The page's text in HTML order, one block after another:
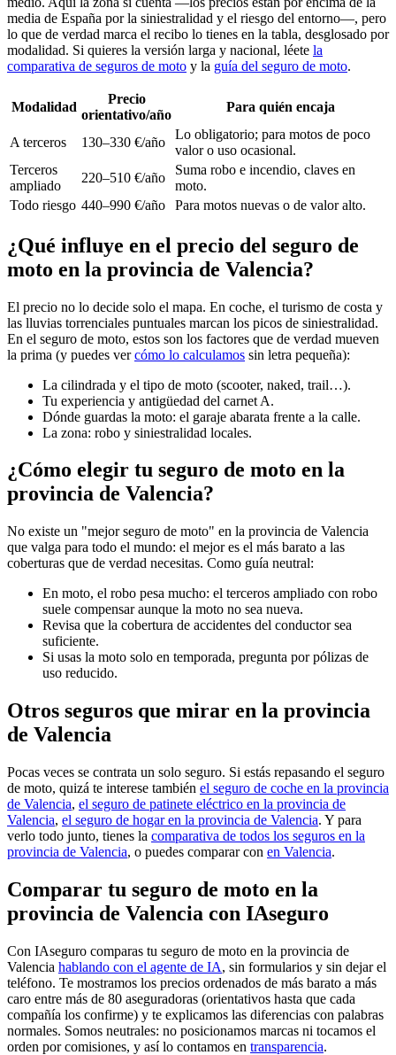
media de España por la siniestralidad y el riesgo del entorno—, pero
lo que de verdad marca el recibo lo tienes en la tabla, desglosado por
modalidad. Si quieres la versión larga y nacional, léete la
comparativa de seguros de moto y la guía del seguro de moto.
Modalidad
Precio
orientativo/año
Para quién encaja
A terceros 130–330 €/año
Lo obligatorio; para motos de poco
valor o uso ocasional.
Terceros
ampliado
220–510 €/año
Suma robo e incendio, claves en
moto.
Todo riesgo 440–990 €/año Para motos nuevas o de valor alto.
¿Qué influye en el precio del seguro de
moto en la provincia de Valencia?
El precio no lo decide solo el mapa. En coche, el turismo de costa y
las lluvias torrenciales puntuales marcan los picos de siniestralidad.
En el seguro de moto, estos son los factores que de verdad mueven
la prima (y puedes vercómo lo calculamos sin letra pequeña):
La cilindrada y el tipo de moto (scooter, naked, trail…).
Tu experiencia y antigüedad del carnet A.
Dónde guardas la moto: el garaje abarata frente a la calle.
La zona: robo y siniestralidad locales.
¿Cómo elegir tu seguro de moto en la
provincia de Valencia?
No existe un "mejor seguro de moto" en la provincia de Valencia
que valga para todo el mundo: el mejor es el más barato a las
coberturas que de verdad necesitas. Como guía neutral:
En moto, el robo pesa mucho: el terceros ampliado con robo
suele compensar aunque la moto no sea nueva.
Revisa que la cobertura de accidentes del conductor sea
suficiente.
Si usas la moto solo en temporada, pregunta por pólizas de
uso reducido.
Otros seguros que mirar en la provincia
de Valencia
Pocas veces se contrata un solo seguro. Si estás repasando el seguro
de moto, quizá te interese también el seguro de coche en la provincia
de Valencia, el seguro de patinete eléctrico en la provincia de
Valencia, el seguro de hogar en la provincia de Valencia. Y para
verlo todo junto, tienes la comparativa de todos los seguros en la
provincia de Valencia, o puedes comparar con en Valencia.
Comparar tu seguro de moto en la
provincia de Valencia con IAseguro
Con IAseguro comparas tu seguro de moto en la provincia de
Valencia hablando con el agente de IA, sin formularios y sin dejar el
teléfono. Te mostramos los precios ordenados de más barato a más
caro entre más de 80 aseguradoras (orientativos hasta que cada
compañía los confirme) y te explicamos las diferencias con palabras
normales. Somos neutrales: no posicionamos marcas ni tocamos el
orden por comisiones, y así lo contamos en transparencia.